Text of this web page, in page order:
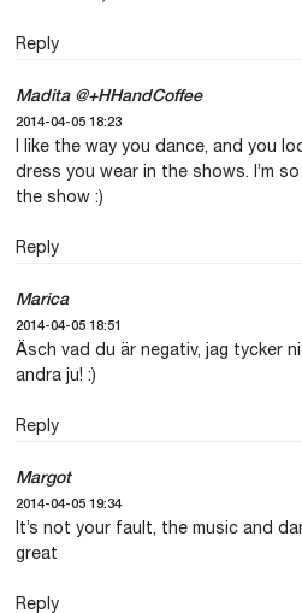
Reply
Madita @+HHandCoffee
2014-04-05 18:23
I like the way you dance, and you
dress you wear in the shows. I’m
the show :)
Reply
Marica
2014-04-05 18:51
Äsch vad du är negativ, jag tycker
andra ju! :)
Reply
Margot
2014-04-05 19:34
It’s not your fault, the music and
great
Reply